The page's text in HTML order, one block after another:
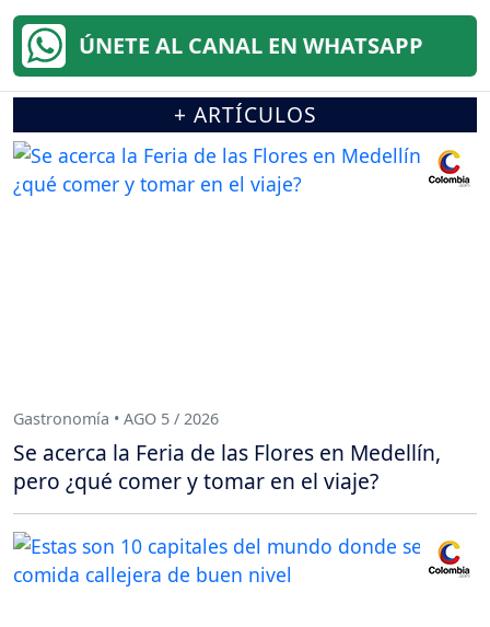
ÚNETE AL CANAL EN WHATSAPP
+ ARTÍCULOS
Gastronomía • AGO 5 / 2026
Se acerca la Feria de las Flores en Medellín,
pero ¿qué comer y tomar en el viaje?